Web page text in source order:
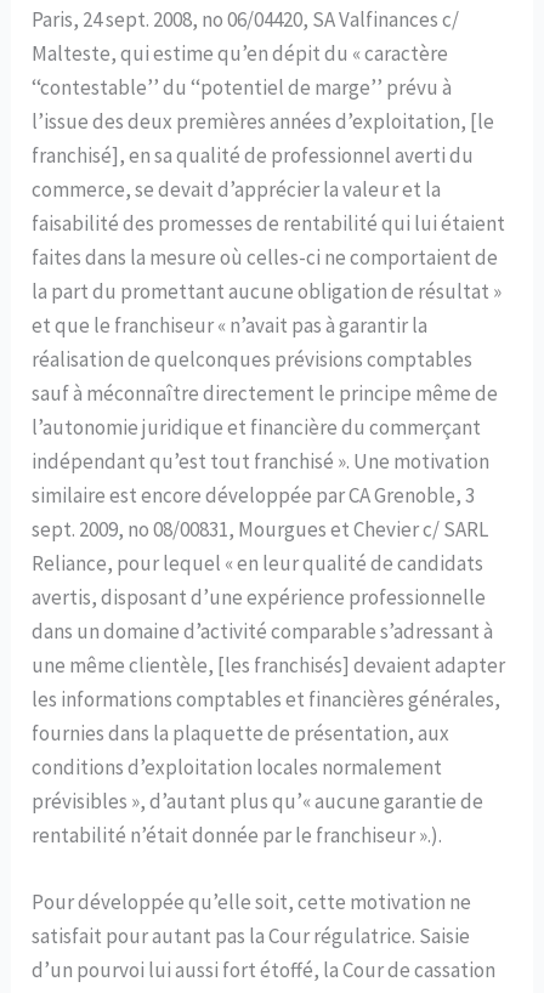
Paris, 24 sept. 2008, no 06/04420, SA Valfinances c/
Malteste, qui estime qu’en dépit du « caractère
‘‘contestable’’ du ‘‘potentiel de marge’’ prévu à
l’issue des deux premières années d’exploitation, [le
franchisé], en sa qualité de professionnel averti du
commerce, se devait d’apprécier la valeur et la
faisabilité des promesses de rentabilité qui lui étaient
faites dans la mesure où celles-ci ne comportaient de
la part du promettant aucune obligation de résultat »
et que le franchiseur « n’avait pas à garantir la
réalisation de quelconques prévisions comptables
sauf à méconnaître directement le principe même de
l’autonomie juridique et financière du commerçant
indépendant qu’est tout franchisé ». Une motivation
similaire est encore développée par CA Grenoble, 3
sept. 2009, no 08/00831, Mourgues et Chevier c/ SARL
Reliance, pour lequel « en leur qualité de candidats
avertis, disposant d’une expérience professionnelle
dans un domaine d’activité comparable s’adressant à
une même clientèle, [les franchisés] devaient adapter
les informations comptables et financières générales,
fournies dans la plaquette de présentation, aux
conditions d’exploitation locales normalement
prévisibles », d’autant plus qu’« aucune garantie de
rentabilité n’était donnée par le franchiseur ».).
Pour développée qu’elle soit, cette motivation ne
satisfait pour autant pas la Cour régulatrice. Saisie
d’un pourvoi lui aussi fort étoffé, la Cour de cassation